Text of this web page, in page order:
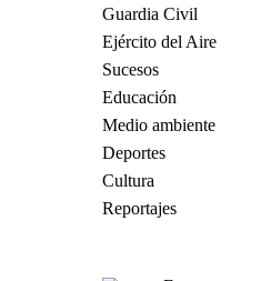
Guardia Civil
Ejército del Aire
Sucesos
Educación
Medio ambiente
Deportes
Cultura
Reportajes